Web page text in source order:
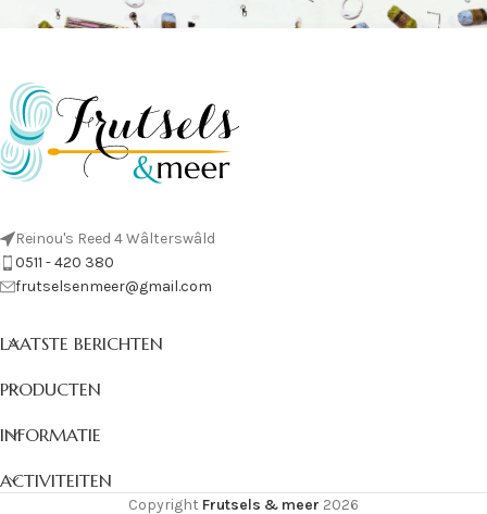
Reinou's Reed 4 Wâlterswâld
0511 - 420 380
frutselsenmeer@gmail.com
LAATSTE BERICHTEN
PRODUCTEN
INFORMATIE
ACTIVITEITEN
Copyright Frutsels & meer 2026